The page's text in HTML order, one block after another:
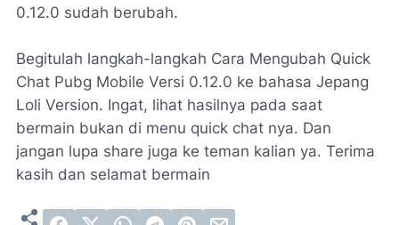
0.12.0 sudah berubah.
Begitulah langkah-langkah Cara Mengubah Quick
Chat Pubg Mobile Versi 0.12.0 ke bahasa Jepang
Loli Version. Ingat, lihat hasilnya pada saat
bermain bukan di menu quick chat nya. Dan
jangan lupa share juga ke teman kalian ya. Terima
kasih dan selamat bermain